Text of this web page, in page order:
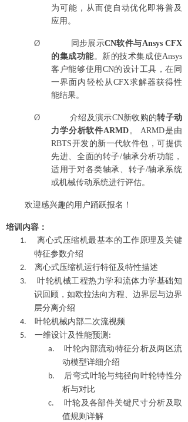
为可能，从而使自动优化即将普及
应用 。
Ø 同步展示CN软件与Ansys CFX
的集成功能。 新的技术集成使Ansys
客户能够使用 CN的设计工具，在同
一界面内轻松从CFX求解器获得性
能结果。
Ø 介绍及演示CN新收购的转子动
力学分析软件ARMD。 ARMD是由
RBTS开发的新一代软件包，可提供
先进、全面的转子/轴承分析功能，
适用于对各类轴承、转子/轴承系统
或机械传动系统进行评估。
欢迎感兴趣的用户踊跃报名！
培训内容：
1.
离心式压缩机最基本的工作原理及关键
特征参数介绍
2.
离心式压缩机运行特征及特性描述
3.
叶轮机械工程热力学和流体力学基础知
识回顾，如欧拉法向方程、边界层与边界
层分离介绍
4.
叶轮机械内部二次流视频
5.
一维设计及性能预测 :
a.
叶轮内部流动特征分析及两区流
动模型详细介绍
b.
后弯式叶轮与纯径向叶轮特性分
析与对比
c.
叶轮及各部件关键尺寸分析及取
值规则详解